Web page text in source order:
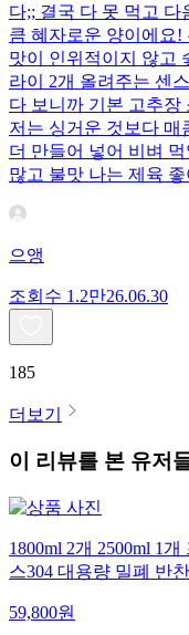
다;; 결국 다 못 먹고
큼 혜자로운 양이에요!
맛이 인위적이지 않고
라이 2개 올려주는 센
다 보니까 기본 고추장
저는 싱거운 것보다 매
더 만들어 넣어 비벼
많고 불맛 나는 제육
으앵
조회수 1.2만26.06.30
185
더보기
이 리뷰를 본 유저
1800ml 2개 2500ml 1
스304 대용량 밀폐 반
59,800원